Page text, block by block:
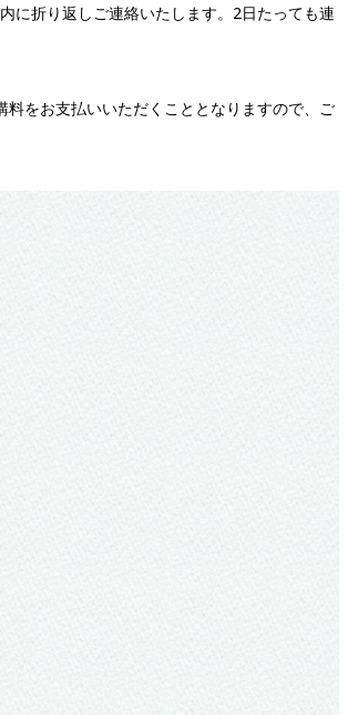
に折り返しご連絡いたします。2日たっても連
をお支払いいただくこととなりますので、ご